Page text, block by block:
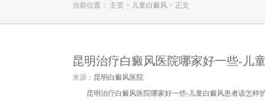
当前位置： 主页 > 儿童白癜风 > 正文
昆明治疗白癜风医院哪家好一些-儿
来源： 昆明白癜风医院
昆明治疗白癜风医院哪家好一些-儿童白癜风患者该怎样